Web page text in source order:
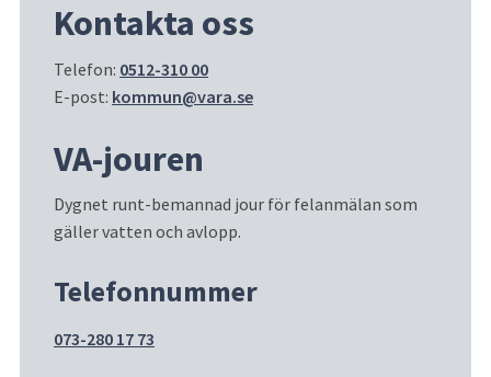
Kontakta oss
Telefon: 0512-310 00
E-post: kommun@vara.se
VA-jouren
Dygnet runt-bemannad jour för felanmälan som
gäller vatten och avlopp.
Telefonnummer
073-280 17 73